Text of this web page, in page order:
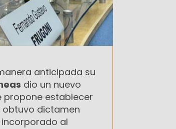
anticipada su
dio un nuevo
propone establecer
dictamen
al